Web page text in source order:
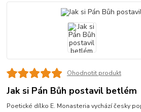
Ohodnotit produkt
Jak si Pán Bůh postavil betlém
Poetické dílko E. Monasteria vychází česky